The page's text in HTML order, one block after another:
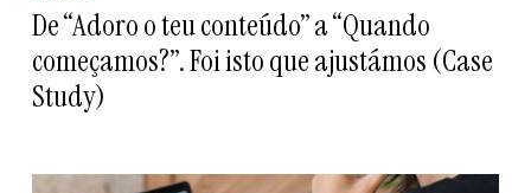
De “Adoro o teu conteúdo” a “Quando
começamos?”. Foi isto que ajustámos (Case
Study)